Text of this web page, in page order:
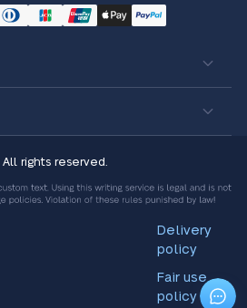
All rights reserved.
Delivery
policy
Fair use
policy